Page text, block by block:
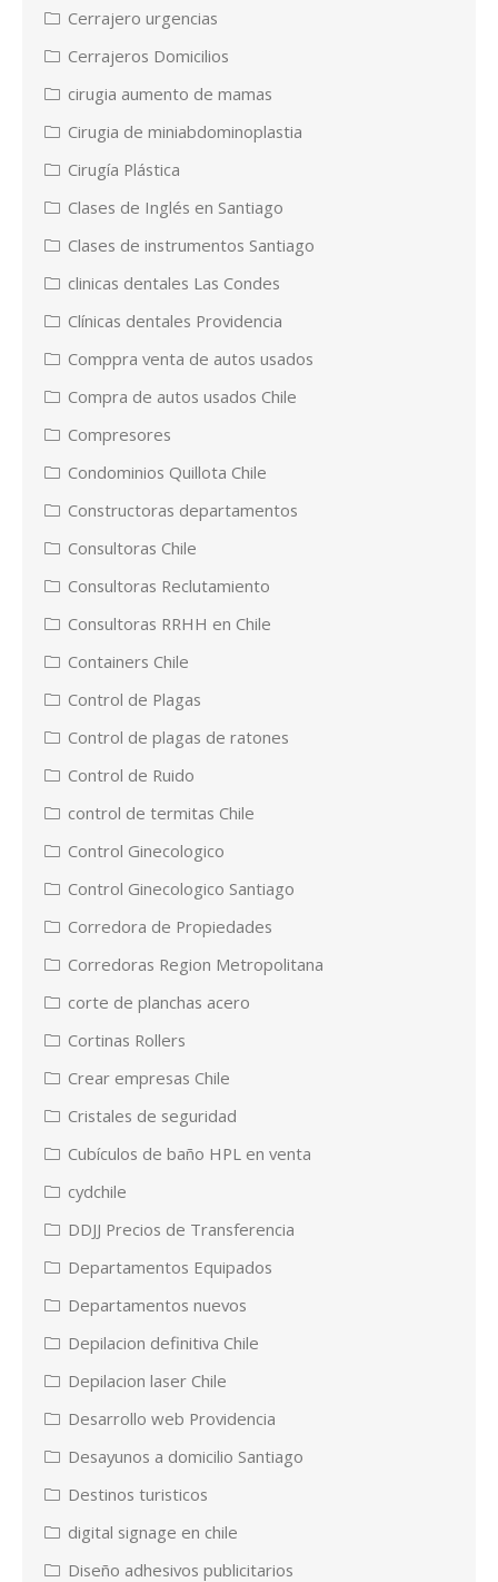
Cerrajero urgencias
Cerrajeros Domicilios
cirugia aumento de mamas
Cirugia de miniabdominoplastia
Cirugía Plástica
Clases de Inglés en Santiago
Clases de instrumentos Santiago
clinicas dentales Las Condes
Clínicas dentales Providencia
Comppra venta de autos usados
Compra de autos usados Chile
Compresores
Condominios Quillota Chile
Constructoras departamentos
Consultoras Chile
Consultoras Reclutamiento
Consultoras RRHH en Chile
Containers Chile
Control de Plagas
Control de plagas de ratones
Control de Ruido
control de termitas Chile
Control Ginecologico
Control Ginecologico Santiago
Corredora de Propiedades
Corredoras Region Metropolitana
corte de planchas acero
Cortinas Rollers
Crear empresas Chile
Cristales de seguridad
Cubículos de baño HPL en venta
cydchile
DDJJ Precios de Transferencia
Departamentos Equipados
Departamentos nuevos
Depilacion definitiva Chile
Depilacion laser Chile
Desarrollo web Providencia
Desayunos a domicilio Santiago
Destinos turisticos
digital signage en chile
Diseño adhesivos publicitarios